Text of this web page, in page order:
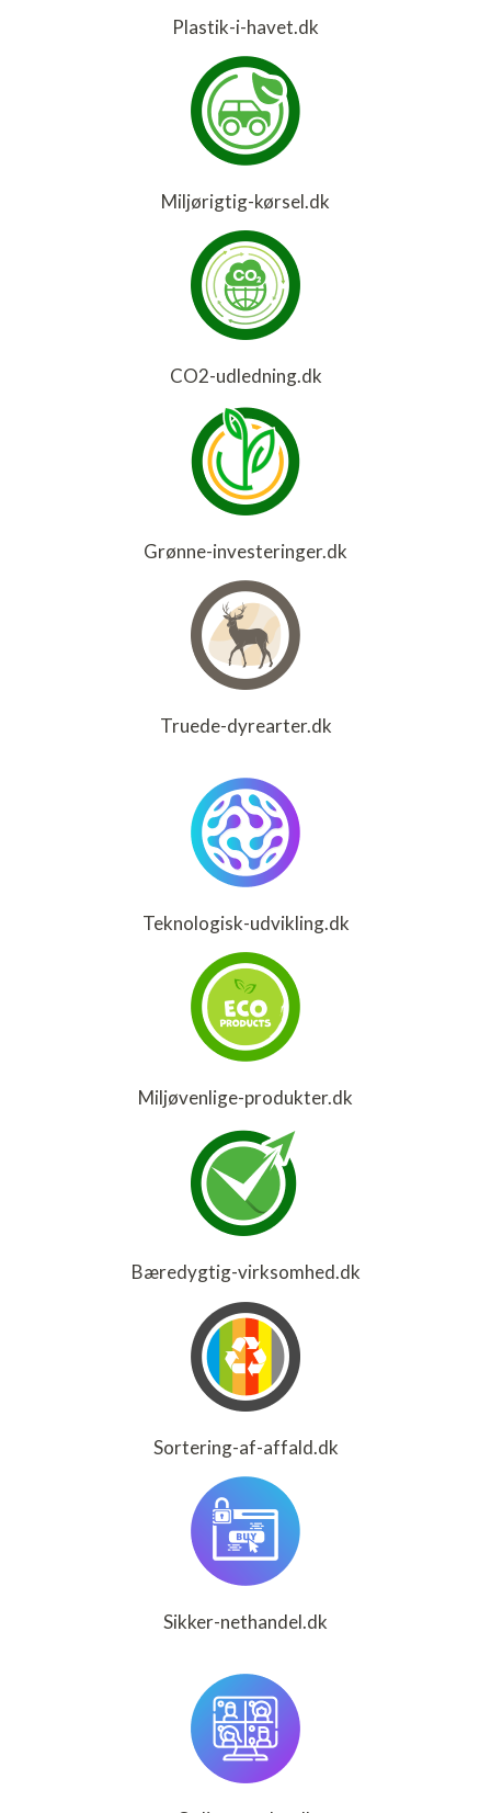
Plastik-i-havet.dk
Miljørigtig-kørsel.dk
CO2-udledning.dk
Grønne-investeringer.dk
Truede-dyrearter.dk
Teknologisk-udvikling.dk
Miljøvenlige-produkter.dk
Bæredygtig-virksomhed.dk
Sortering-af-affald.dk
Sikker-nethandel.dk